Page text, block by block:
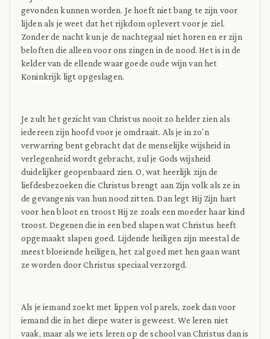
gevonden kunnen worden. Je hoeft niet bang te zijn voor
lijden als je weet dat het rijkdom oplevert voor je ziel.
Zonder de nacht kun je de nachtegaal niet horen en er zijn
beloften die alleen voor ons zingen in de nood. Het is in de
kelder van de ellende waar goede oude wijn van het
Koninkrijk ligt opgeslagen.
Je zult het gezicht van Christus nooit zo helder zien als
iedereen zijn hoofd voor je omdraait. Als je in zo’n
verwarring bent gebracht dat de menselijke wijsheid in
verlegenheid wordt gebracht, zul je Gods wijsheid
duidelijker geopenbaard zien. O, wat heerlijk zijn de
liefdesbezoeken die Christus brengt aan Zijn volk als ze in
de gevangenis van hun nood zitten. Dan legt Hij Zijn hart
voor hen bloot en troost Hij ze zoals een moeder haar kind
troost. Degenen die in een bed slapen wat Christus heeft
opgemaakt slapen goed. Lijdende heiligen zijn meestal de
meest bloeiende heiligen, het zal goed met hen gaan want
ze worden door Christus speciaal verzorgd.
Als je iemand zoekt met lippen vol parels, zoek dan voor
iemand die in het diepe water is geweest. We leren niet
vaak, maar als we iets leren op de school van Christus dan is